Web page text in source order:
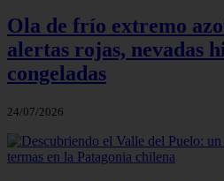
Ola de frío extremo
alertas rojas, nevadas
congeladas
24/07/2026